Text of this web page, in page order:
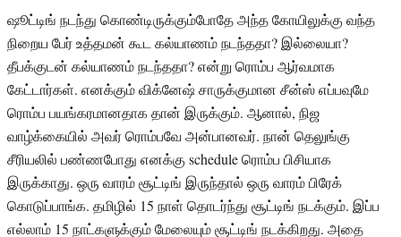
ஷூட்டிங் நடந்து கொண்டிருக்கும்போதே அந்த கோயிலுக்கு வந்த
நிறைய பேர் உத்தமன் கூட கல்யாணம் நடந்ததா? இல்லையா?
தீபக்குடன் கல்யாணம் நடந்ததா? என்று ரொம்ப ஆர்வமாக
கேட்டார்கள். எனக்கும் விக்னேஷ் சாருக்குமான சீன்ஸ் எப்பவுமே
ரொம்ப பயங்கரமானதாக தான் இருக்கும். ஆனால், நிஜ
வாழ்க்கையில் அவர் ரொம்பவே அன்பானவர். நான் தெலுங்கு
சீரியலில் பண்ணபோது எனக்கு schedule ரொம்ப பிசியாக
இருக்காது. ஒரு வாரம் சூட்டிங் இருந்தால் ஒரு வாரம் பிரேக்
கொடுப்பாங்க. தமிழில் 15 நாள் தொடர்ந்து சூட்டிங் நடக்கும். இப்ப
எல்லாம் 15 நாட்களுக்கும் மேலையும் சூட்டிங் நடக்கிறது. அதை